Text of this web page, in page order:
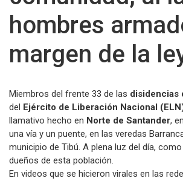
hombres
margen de la
Miembros del frente 33 de las disidencias
del
Ejército de Liberación Nacional
llamativo hecho en Norte de Santander,
una vía y un puente, en las veredas
municipio de Tibú. A plena luz del día,
dueños de esta población.
En videos que se hicieron virales en las